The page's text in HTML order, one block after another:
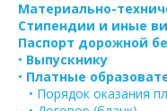
Материально-
Стипендии и иные
Паспорт дорожной
• Выпускнику
• Платные
• Порядок оказания